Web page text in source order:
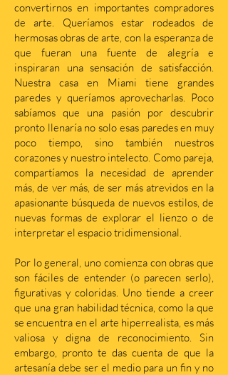
convertirnos en importantes compradores
de arte. Queríamos estar rodeados de
hermosas obras de arte, con la esperanza de
que fueran una fuente de alegría e
inspiraran una sensación de satisfacción.
Nuestra casa en Miami tiene grandes
paredes y queríamos aprovecharlas. Poco
sabíamos que una pasión por descubrir
pronto llenaría no solo esas paredes en muy
poco tiempo, sino también nuestros
corazones y nuestro intelecto. Como pareja,
compartíamos la necesidad de aprender
más, de ver más, de ser más atrevidos en la
apasionante búsqueda de nuevos estilos, de
nuevas formas de explorar el lienzo o de
interpretar el espacio tridimensional.
Por lo general, uno comienza con obras que
son fáciles de entender (o parecen serlo),
figurativas y coloridas. Uno tiende a creer
que una gran habilidad técnica, como la que
se encuentra en el arte hiperrealista, es más
valiosa y digna de reconocimiento. Sin
embargo, pronto te das cuenta de que la
artesanía debe ser el medio para un fin y no